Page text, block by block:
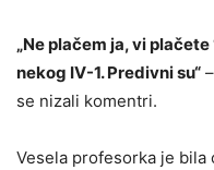
„Ne plačem ja, vi
nekog IV-1. Predivni su“
se nizali komentri.
Vesela profesorka je